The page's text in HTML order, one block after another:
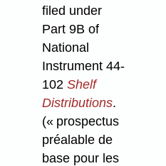
filed under
Part 9B of
National
Instrument 44-
102 Shelf
Distributions.
(« prospectus
préalable de
base pour les